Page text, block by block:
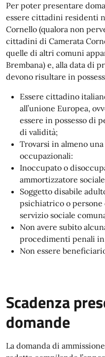
Per poter presentare
essere cittadini residenti
Cornello (qualora non
cittadini di Camerata
quelle di altri comuni
Brembana) e, alla data di
devono risultare in
Essere cittadino
all’unione Europea,
essere in possesso di
di validità;
Trovarsi in almeno
occupazionali:
Inoccupato o
ammortizzatore
Soggetto disabile
psichiatrico o
servizio sociale
Non avere subito
procedimenti penali in
Non essere
Scadenza
domande
La domanda di